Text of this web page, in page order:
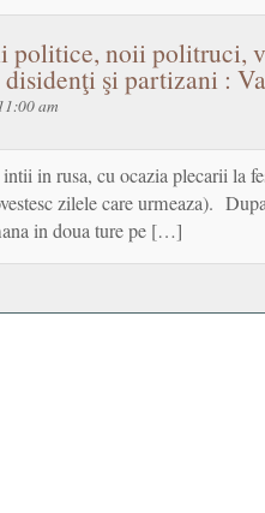
politice, noii politruci,
şi partizani :
am
in rusa, cu ocazia plecarii la
zilele care urmeaza).
in doua ture pe […]